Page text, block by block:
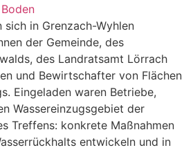
Boden
in Grenzach-Wyhlen
der Gemeinde, des
des Landratsamt Lörrach
und Bewirtschafter von Flächen
Eingeladen waren Betriebe,
Wassereinzugsgebiet der
Treffens: konkrete Maßnahmen
entwickeln und in